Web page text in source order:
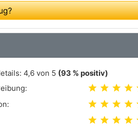
4,6 von 5 (93 % positiv)
star star star star
star star star star
star star star star